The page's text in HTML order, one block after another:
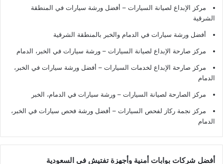
مركز الإبداع لصيانة السيارات – أفضل ورشة سيارات في المنطقة
الشرقية
أفضل ورشة سيارات في الدمام والخبر بالمنطقة الشرقية
مركز صارحة الإبداع لصيانة السيارات – ورشة سيارات في الخبر، الدمام
مركز صارحة الإبداع لخدمات السيارات – أفضل ورشة سيارات في الخبر،
الدمام
مركز الصارحة لصيانة السيارات – ورشة سيارات في الدمام، الخبر
مركز نجمة ركاز لفحص السيارات – أفضل ورشة فحص سيارات في الخبر،
الدمام
أفضل شركات بوابات أمنية وأجهزة تفتيش في السعودية